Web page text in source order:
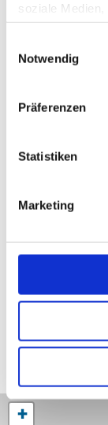
soziale
Partner führen
weiteren
haben oder die
Notwendig
Präferenzen
Statistiken
Marketing
Tourist Info
19395 Plau
+49 38735
direkt
So
+